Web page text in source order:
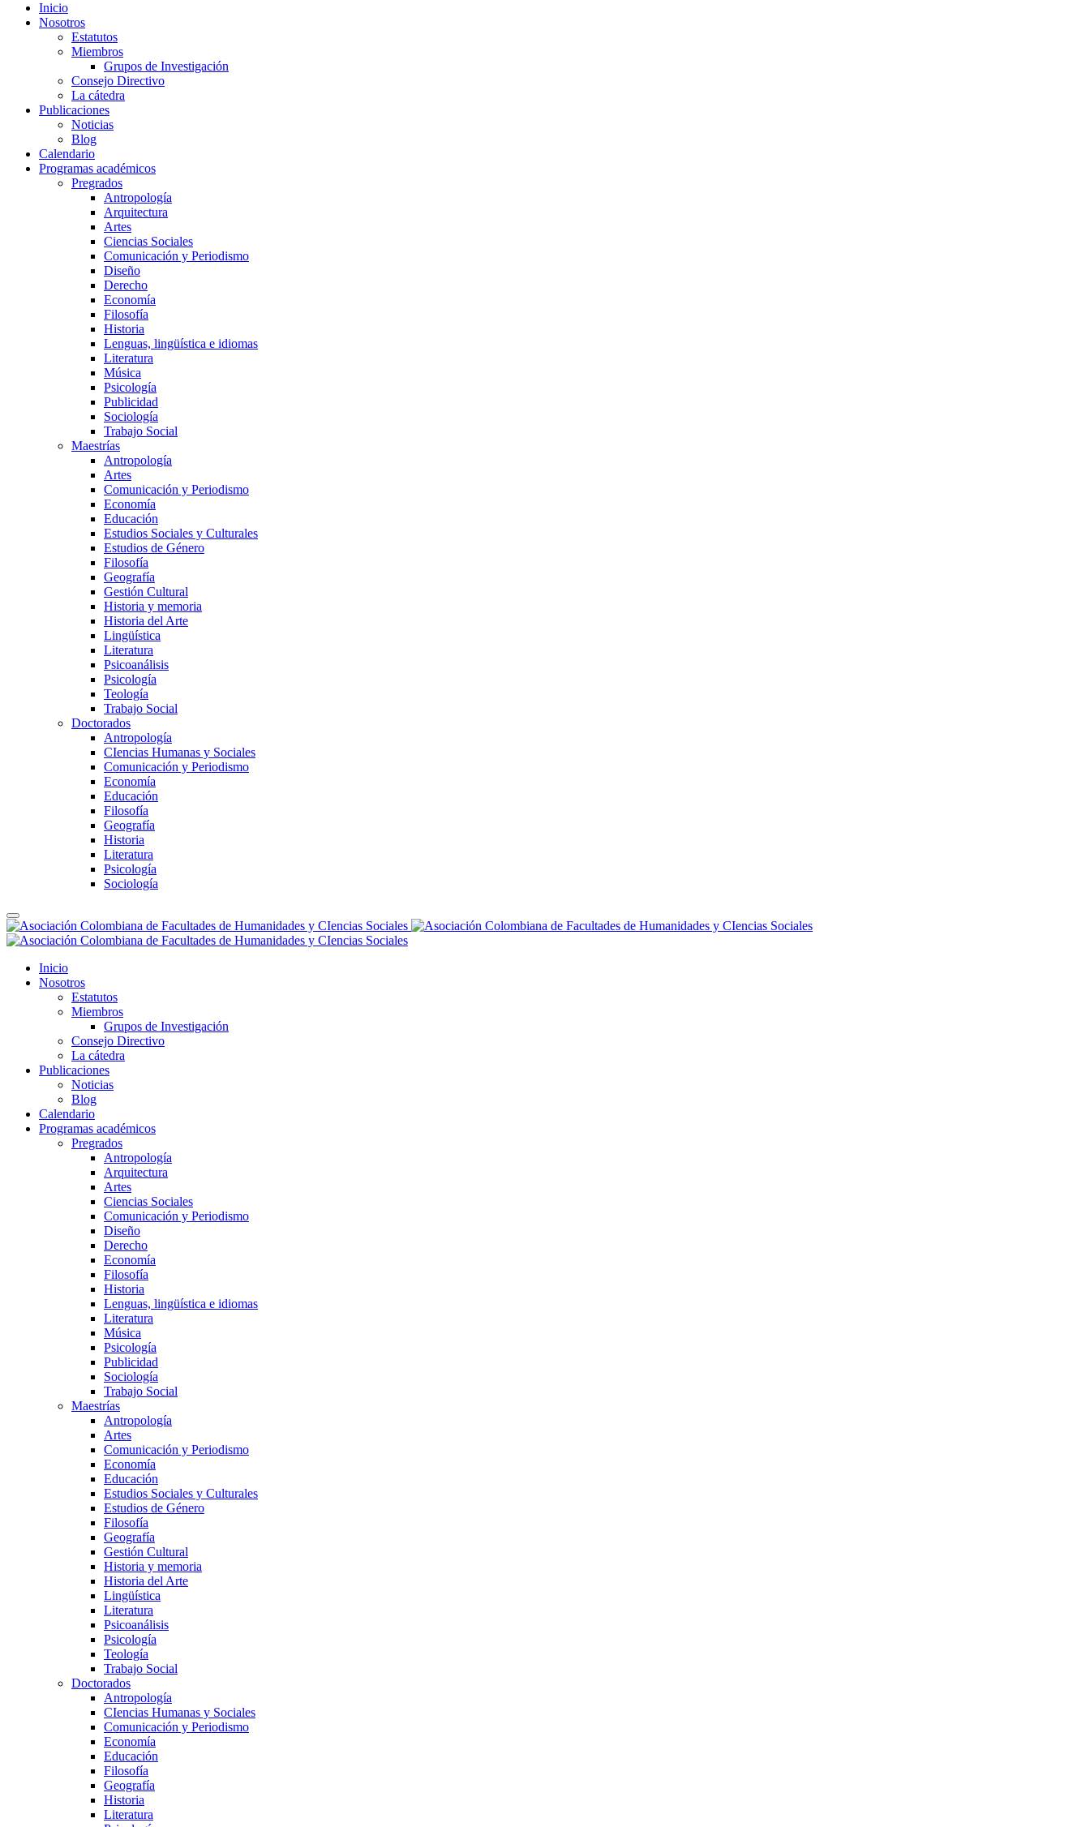
Inicio
Nosotros
Estatutos
Miembros
Grupos de Investigación
Consejo Directivo
La cátedra
Publicaciones
Noticias
Blog
Calendario
Programas académicos
Pregrados
Antropología
Arquitectura
Artes
Ciencias Sociales
Comunicación y Periodismo
Diseño
Derecho
Economía
Filosofía
Historia
Lenguas, lingüística e idiomas
Literatura
Música
Psicología
Publicidad
Sociología
Trabajo Social
Maestrías
Antropología
Artes
Comunicación y Periodismo
Economía
Educación
Estudios Sociales y Culturales
Estudios de Género
Filosofía
Geografía
Gestión Cultural
Historia y memoria
Historia del Arte
Lingüística
Literatura
Psicoanálisis
Psicología
Teología
Trabajo Social
Doctorados
Antropología
CIencias Humanas y Sociales
Comunicación y Periodismo
Economía
Educación
Filosofía
Geografía
Historia
Literatura
Psicología
Sociología
Inicio
Nosotros
Estatutos
Miembros
Grupos de Investigación
Consejo Directivo
La cátedra
Publicaciones
Noticias
Blog
Calendario
Programas académicos
Pregrados
Antropología
Arquitectura
Artes
Ciencias Sociales
Comunicación y Periodismo
Diseño
Derecho
Economía
Filosofía
Historia
Lenguas, lingüística e idiomas
Literatura
Música
Psicología
Publicidad
Sociología
Trabajo Social
Maestrías
Antropología
Artes
Comunicación y Periodismo
Economía
Educación
Estudios Sociales y Culturales
Estudios de Género
Filosofía
Geografía
Gestión Cultural
Historia y memoria
Historia del Arte
Lingüística
Literatura
Psicoanálisis
Psicología
Teología
Trabajo Social
Doctorados
Antropología
CIencias Humanas y Sociales
Comunicación y Periodismo
Economía
Educación
Filosofía
Geografía
Historia
Literatura